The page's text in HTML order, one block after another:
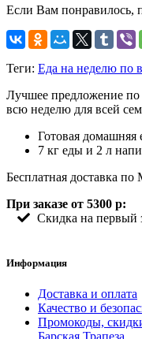
Если Вам понравилось,
Теги: Еда на неделю по
Лучшее предложение по
всю неделю для всей
Готовая домашняя
7 кг еды и 2 л
Бесплатная доставка
При заказе от 5300 р:
Скидка на первый
Информация
Доставка и оплата
Качество и
Промокоды,